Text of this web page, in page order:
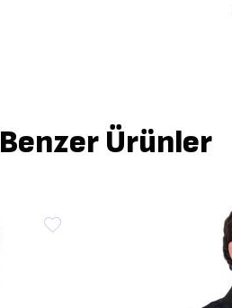
Benzer Ürünler